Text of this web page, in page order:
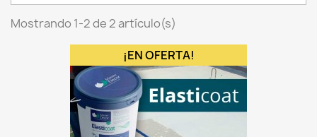
Mostrando 1-2 de 2 artículo(s)
¡EN OFERTA!